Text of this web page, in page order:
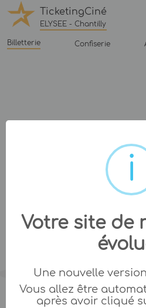
TicketingCiné
ELYSEE - Chantilly
Billetterie Confiserie
Votre site de
Une nouvelle
Vous allez être
après avoir cliqué